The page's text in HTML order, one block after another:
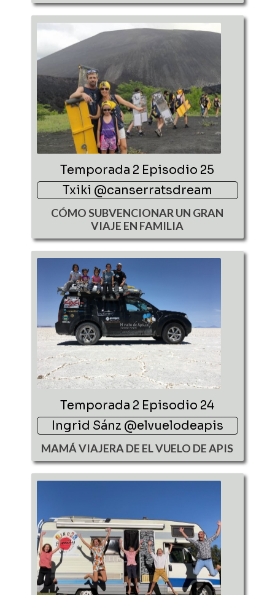
Temporada 2 Episodio 25
Txiki @canserratsdream
CÓMO SUBVENCIONAR UN GRAN
VIAJE EN FAMILIA
Temporada 2 Episodio 24
Ingrid Sánz @elvuelodeapis
MAMÁ VIAJERA DE EL VUELO DE APIS